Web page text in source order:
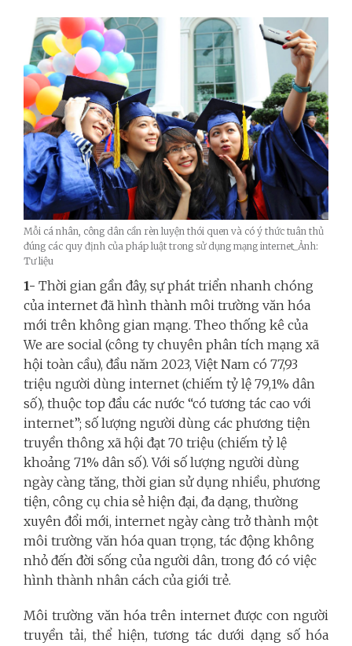
Mỗi cá nhân, công dân cần rèn luyện thói quen và có ý thức tuân thủ
đúng các quy định của pháp luật trong sử dụng mạng internet_Ảnh:
Tư liệu
1- Thời gian gần đây, sự phát triển nhanh chóng
của internet đã hình thành môi trường văn hóa
mới trên không gian mạng. Theo thống kê của
We are social (công ty chuyên phân tích mạng xã
hội toàn cầu), đầu năm 2023, Việt Nam có 77,93
triệu người dùng internet (chiếm tỷ lệ 79,1% dân
số), thuộc top đầu các nước “có tương tác cao với
internet”; số lượng người dùng các phương tiện
truyền thông xã hội đạt 70 triệu (chiếm tỷ lệ
khoảng 71% dân số). Với số lượng người dùng
ngày càng tăng, thời gian sử dụng nhiều, phương
tiện, công cụ chia sẻ hiện đại, đa dạng, thường
xuyên đổi mới, internet ngày càng trở thành một
môi trường văn hóa quan trọng, tác động không
nhỏ đến đời sống của người dân, trong đó có việc
hình thành nhân cách của giới trẻ.
Môi trường văn hóa trên internet được con người
truyền tải, thể hiện, tương tác dưới dạng số hóa